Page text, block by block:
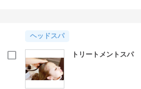
ヘッドスパ
トリートメントスパ